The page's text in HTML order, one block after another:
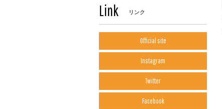
Link リンク
Official site
Instagram
Twitter
Facebook